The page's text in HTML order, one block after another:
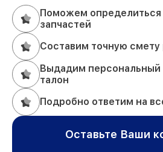
Поможем
запчастей
Составим точную смету
Выдадим персональный
талон
Подробно ответим на
Оставьте Ваши